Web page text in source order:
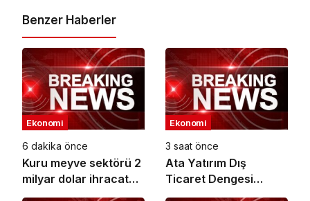
Benzer Haberler
Ekonomi
6 dakika önce
Kuru meyve sektörü 2
milyar dolar ihracat
hedefi için
Ekonomi
3 saat önce
Ata Yatırım Dış
Ticaret Dengesi
Analiz Raporunu